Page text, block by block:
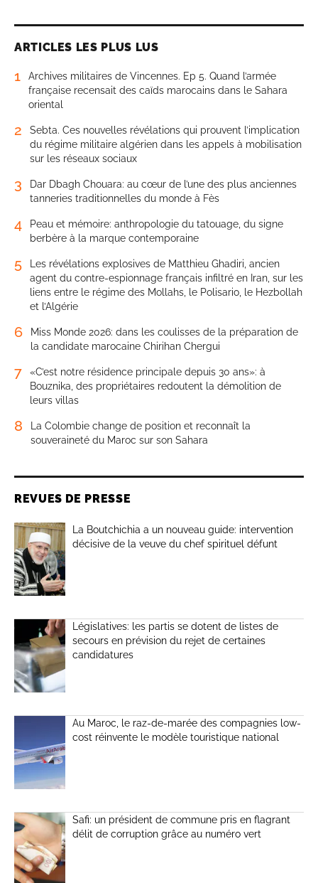
ARTICLES LES PLUS LUS
1
Archives militaires de Vincennes. Ep 5. Quand l’armée
française recensait des caïds marocains dans le Sahara
oriental
2
Sebta. Ces nouvelles révélations qui prouvent l’implication
du régime militaire algérien dans les appels à mobilisation
sur les réseaux sociaux
3
Dar Dbagh Chouara: au cœur de l’une des plus anciennes
tanneries traditionnelles du monde à Fès
4
Peau et mémoire: anthropologie du tatouage, du signe
berbère à la marque contemporaine
5
Les révélations explosives de Matthieu Ghadiri, ancien
agent du contre-espionnage français infiltré en Iran, sur les
liens entre le régime des Mollahs, le Polisario, le Hezbollah
et l’Algérie
6
Miss Monde 2026: dans les coulisses de la préparation de
la candidate marocaine Chirihan Chergui
7
«C’est notre résidence principale depuis 30 ans»: à
Bouznika, des propriétaires redoutent la démolition de
leurs villas
8
La Colombie change de position et reconnaît la
souveraineté du Maroc sur son Sahara
REVUES DE PRESSE
La Boutchichia a un nouveau guide: intervention
décisive de la veuve du chef spirituel défunt
Législatives: les partis se dotent de listes de
secours en prévision du rejet de certaines
candidatures
Au Maroc, le raz-de-marée des compagnies low-
cost réinvente le modèle touristique national
Safi: un président de commune pris en flagrant
délit de corruption grâce au numéro vert